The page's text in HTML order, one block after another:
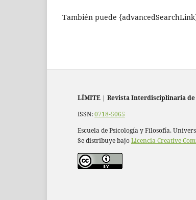
También puede
LÍMITE | Revista Interdisciplinaria de
ISSN:0718-5065
Escuela de Psicología y Filosofía,
Se distribuye bajoLicencia Creative